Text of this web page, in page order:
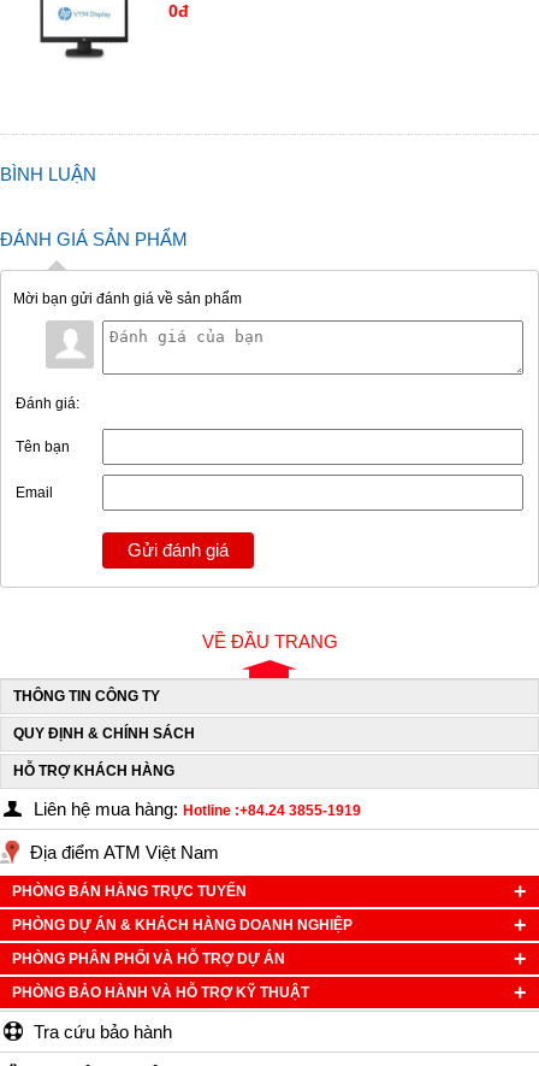
0đ
BÌNH LUẬN
ĐÁNH GIÁ SẢN PHẨM
Mời bạn gửi đánh giá về sản phẩm
Đánh giá:
Tên bạn
Email
Gửi đánh giá
VỀ ĐẦU TRANG
THÔNG TIN CÔNG TY
QUY ĐỊNH & CHÍNH SÁCH
HỖ TRỢ KHÁCH HÀNG
Liên hệ mua hàng: Hotline :+84.24 3855-1919
Địa điểm ATM Việt Nam
PHÒNG BÁN HÀNG TRỰC TUYẾN
PHÒNG DỰ ÁN & KHÁCH HÀNG DOANH NGHIỆP
PHÒNG PHÂN PHỐI VÀ HỖ TRỢ DỰ ÁN
PHÒNG BẢO HÀNH VÀ HỖ TRỢ KỸ THUẬT
Tra cứu bảo hành